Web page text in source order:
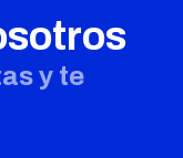
y te